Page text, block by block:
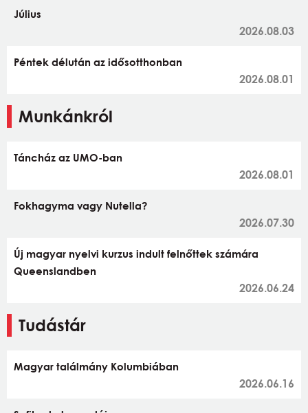
Július
2026.08.03
Péntek délután az idősotthonban
2026.08.01
Munkánkról
Táncház az UMO-ban
2026.08.01
Fokhagyma vagy Nutella?
2026.07.30
Új magyar nyelvi kurzus indult felnőttek számára
Queenslandben
2026.06.24
Tudástár
Magyar találmány Kolumbiában
2026.06.16